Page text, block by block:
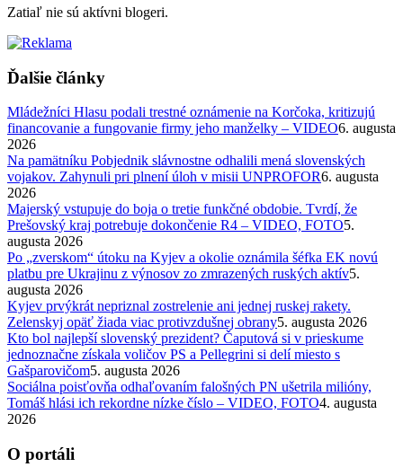
Zatiaľ nie sú aktívni blogeri.
Ďalšie články
Mládežníci Hlasu podali trestné oznámenie na Korčoka, kritizujú
financovanie a fungovanie firmy jeho manželky – VIDEO6. augusta
2026
Na pamätníku Pobjednik slávnostne odhalili mená slovenských
vojakov. Zahynuli pri plnení úloh v misii UNPROFOR6. augusta
2026
Majerský vstupuje do boja o tretie funkčné obdobie. Tvrdí, že
Prešovský kraj potrebuje dokončenie R4 – VIDEO, FOTO5.
augusta 2026
Po „zverskom“ útoku na Kyjev a okolie oznámila šéfka EK novú
platbu pre Ukrajinu z výnosov zo zmrazených ruských aktív5.
augusta 2026
Kyjev prvýkrát nepriznal zostrelenie ani jednej ruskej rakety.
Zelenskyj opäť žiada viac protivzdušnej obrany5. augusta 2026
Kto bol najlepší slovenský prezident? Čaputová si v prieskume
jednoznačne získala voličov PS a Pellegrini si delí miesto s
Gašparovičom5. augusta 2026
Sociálna poisťovňa odhaľovaním falošných PN ušetrila milióny,
Tomáš hlási ich rekordne nízke číslo – VIDEO, FOTO4. augusta
2026
O portáli